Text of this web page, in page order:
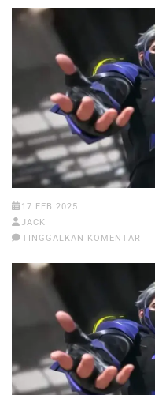
17 FEB 2025
JACK
TINGGALKAN KOMENTAR